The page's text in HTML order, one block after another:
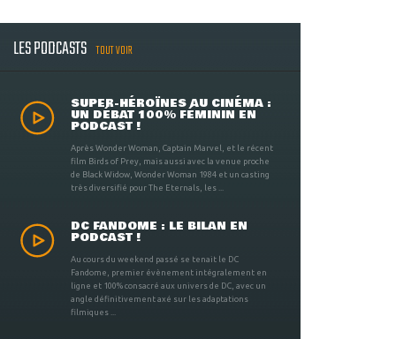
LES PODCASTS TOUT VOIR
SUPER-HÉROÏNES AU CINÉMA :
UN DÉBAT 100% FÉMININ EN
PODCAST !
Après Wonder Woman, Captain Marvel, et le récent
film Birds of Prey, mais aussi avec la venue proche
de Black Widow, Wonder Woman 1984 et un casting
très diversifié pour The Eternals, les ...
DC FANDOME : LE BILAN EN
PODCAST !
Au cours du weekend passé se tenait le DC
Fandome, premier évènement intégralement en
ligne et 100% consacré aux univers de DC, avec un
angle définitivement axé sur les adaptations
filmiques ...